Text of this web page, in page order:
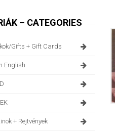
– CATEGORIES
gifts + Gift Cards
English
+ Rejtvények